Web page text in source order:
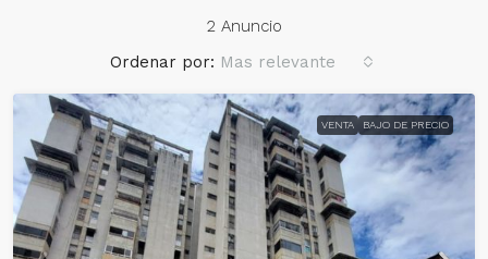
2 Anuncio
Ordenar por: Mas relevante
VENTA BAJO DE PRECIO